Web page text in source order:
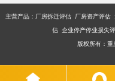
主营产品：厂房拆迁评估 厂房资产评
估 企业停产停业损失
版权所有：重